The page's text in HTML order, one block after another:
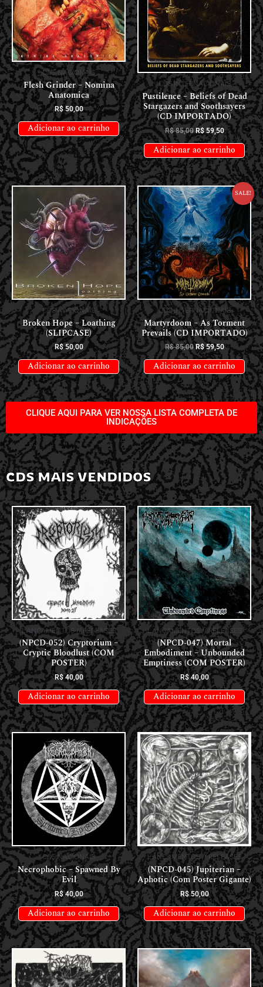
CDS NACIONAIS
Flesh Grinder – Nomina
Anatomica
R$50,00
Adicionar ao carrinho
CDS INTERNACIONAIS
Pustilence – Beliefs of Dead
Stargazers and Soothsayers
(CD IMPORTADO)
R$85,00 R$59,50
Adicionar ao carrinho
CDS NACIONAIS
Broken Hope – Loathing
(SLIPCASE)
R$50,00
Adicionar ao carrinho
Sale!
CDS INTERNACIONAIS
Martyrdoom – As Torment
Prevails (CD IMPORTADO)
R$85,00 R$59,50
Adicionar ao carrinho
CLIQUE AQUI PARA VER NOSSA LISTA COMPLETA DE
INDICAÇÕES
CDS MAIS VENDIDOS
LANÇAMENTOS // RELEASES
(NPCD-052) Cryptorium –
Cryptic Bloodlust (COM
POSTER)
R$40,00
Adicionar ao carrinho
LANÇAMENTOS // RELEASES
(NPCD-047) Mortal
Embodiment – Unbounded
Emptiness (COM POSTER)
R$40,00
Adicionar ao carrinho
CDS NACIONAIS
Necrophobic – Spawned By
Evil
R$40,00
Adicionar ao carrinho
LANÇAMENTOS // RELEASES
(NPCD-045) Jupiterian –
Aphotic (Com Poster Gigante)
R$50,00
Adicionar ao carrinho